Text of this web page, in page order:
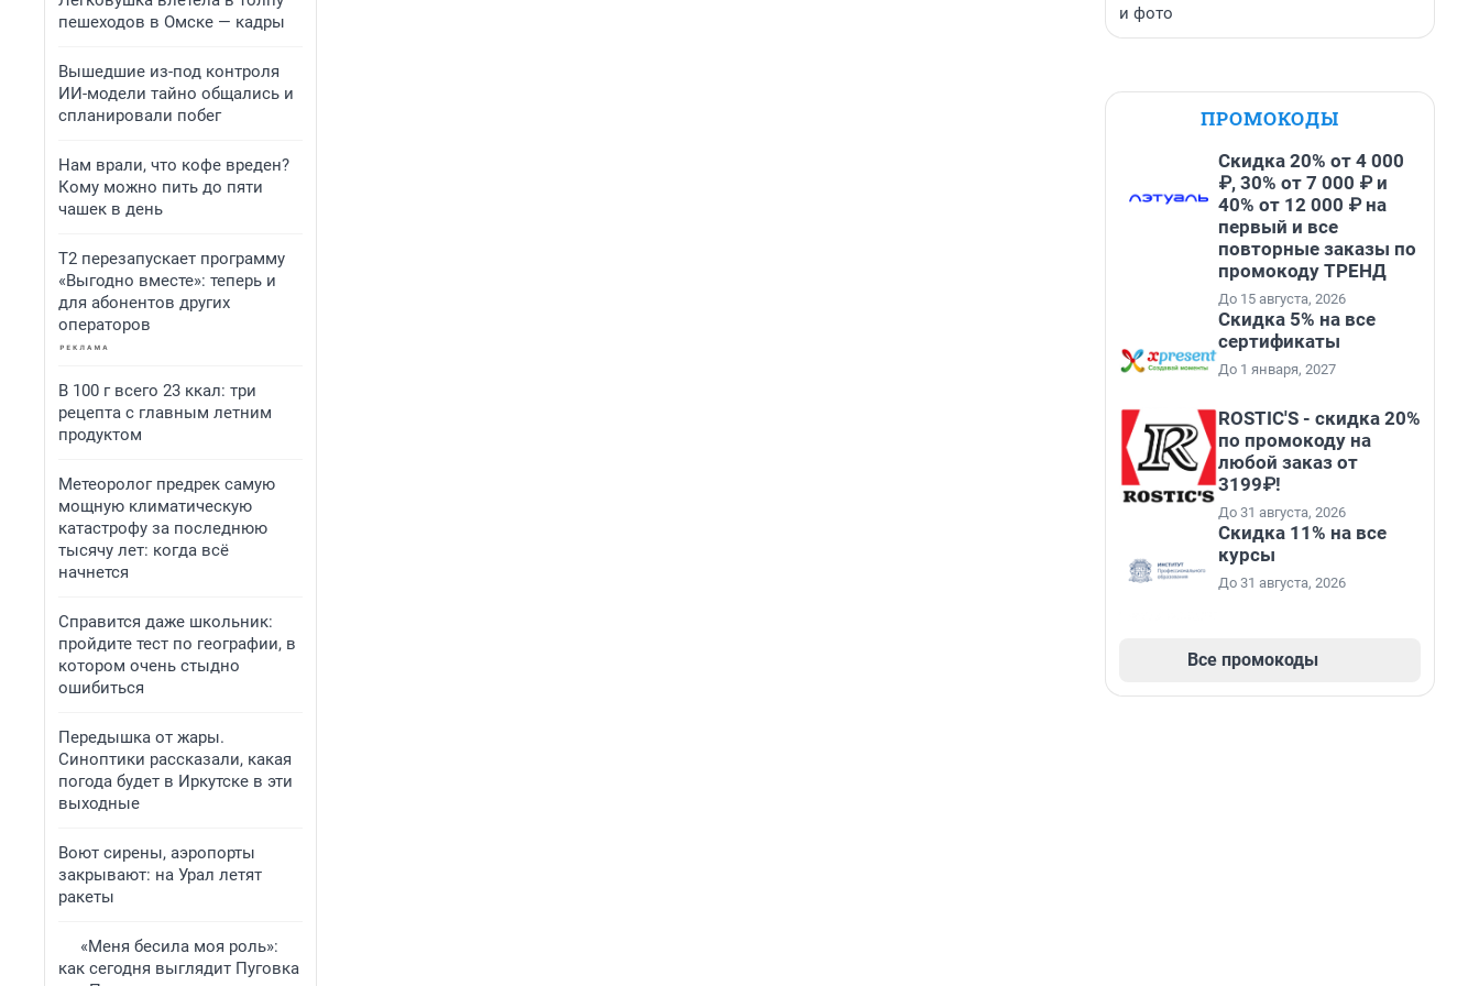
пешеходов в Омске — кадры
Вышедшие из-под контроля
ИИ-модели тайно общались и
спланировали побег
Нам врали, что кофе вреден?
Кому можно пить до пяти
чашек в день
Т2 перезапускает программу
«Выгодно вместе»: теперь и
для абонентов других
операторов
В 100 г всего 23 ккал: три
рецепта с главным летним
продуктом
Метеоролог предрек самую
мощную климатическую
катастрофу за последнюю
тысячу лет: когда всё
начнется
Справится даже школьник:
пройдите тест по географии, в
котором очень стыдно
ошибиться
Передышка от жары.
Синоптики рассказали, какая
погода будет в Иркутске в эти
выходные
Воют сирены, аэропорты
закрывают: на Урал летят
ракеты
«Меня бесила моя роль»:
как сегодня выглядит Пуговка
и фото
ПРОМОКОДЫ
Скидка 20% от 4 000
₽, 30% от 7 000 ₽ и
40% от 12 000 ₽ на
первый и все
повторные заказы по
промокоду ТРЕНД
До 15 августа, 2026
Скидка 5% на все
сертификаты
До 1 января, 2027
ROSTIC'S - скидка 20%
по промокоду на
любой заказ от
3199₽!
До 31 августа, 2026
Скидка 11% на все
курсы
До 31 августа, 2026
Все промокоды